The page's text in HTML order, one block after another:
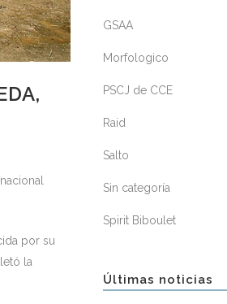
por su
la
GSAA
Morfologico
PSCJ de CCE
Raid
Salto
Sin categoría
Spirit Biboulet
Últimas noticias